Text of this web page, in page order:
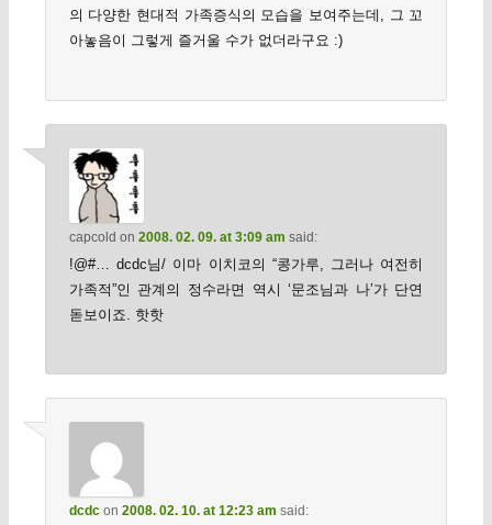
의 다양한 현대적 가족증식의 모습을 보여주는데, 그 꼬
아놓음이 그렇게 즐거울 수가 없더라구요 :)
capcold on 2008. 02. 09. at 3:09 am said:
!@#… dcdc님/ 이마 이치코의 “콩가루, 그러나 여전히
가족적”인 관계의 정수라면 역시 ‘문조님과 나’가 단연
돋보이죠. 핫핫
dcdcon 2008. 02. 10. at 12:23 am said: